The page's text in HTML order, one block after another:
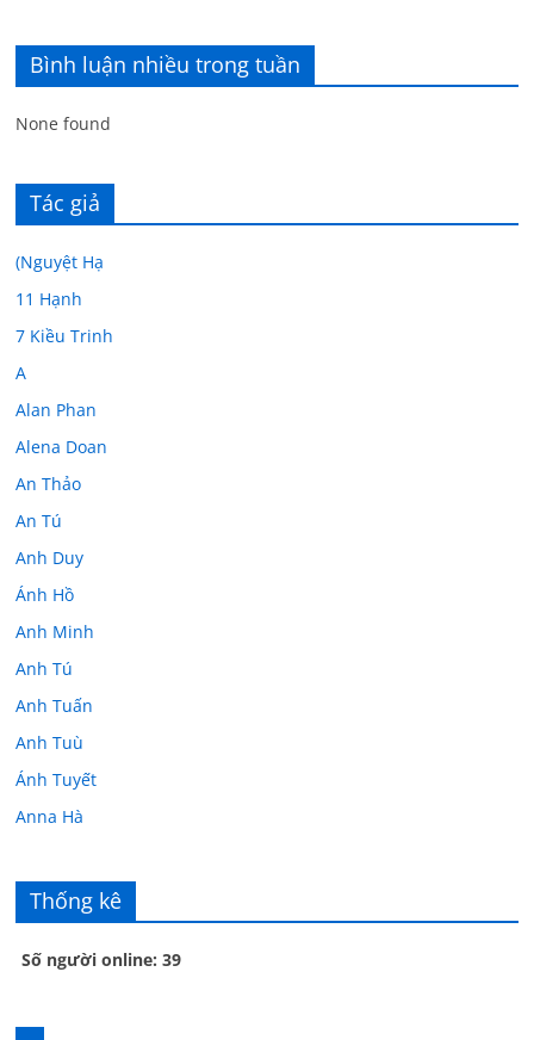
Bình luận nhiều trong tuần
None found
Tác giả
(Nguyệt Hạ
11 Hạnh
7 Kiều Trinh
A
Alan Phan
Alena Doan
An Thảo
An Tú
Anh Duy
Ánh Hồ
Anh Minh
Anh Tú
Anh Tuấn
Anh Tuù
Ánh Tuyết
Anna Hà
Âu Tú Vân
Bác sĩ Hoa
Bác sĩ Stephen Mak
Thống kê
Số người online: 39